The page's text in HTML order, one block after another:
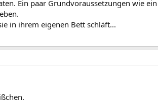
Ein paar Grundvoraussetzungen wie
in ihrem eigenen Bett schläft...